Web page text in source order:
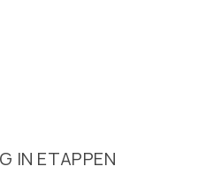
IN ETAPPEN